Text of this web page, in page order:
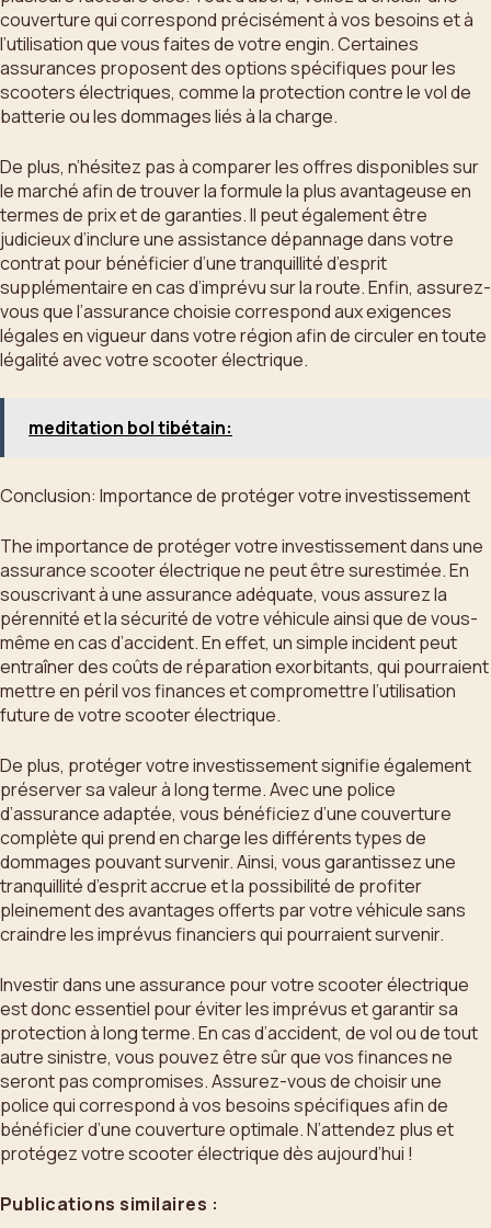
couverture qui correspond précisément à vos besoins et à
l’utilisation que vous faites de votre engin. Certaines
assurances proposent des options spécifiques pour les
scooters électriques, comme la protection contre le vol de
batterie ou les dommages liés à la charge.
De plus, n’hésitez pas à comparer les offres disponibles sur
le marché afin de trouver la formule la plus avantageuse en
termes de prix et de garanties. Il peut également être
judicieux d’inclure une assistance dépannage dans votre
contrat pour bénéficier d’une tranquillité d’esprit
supplémentaire en cas d’imprévu sur la route. Enfin, assurez-
vous que l’assurance choisie correspond aux exigences
légales en vigueur dans votre région afin de circuler en toute
légalité avec votre scooter électrique.
meditation bol tibétain:
Conclusion: Importance de protéger votre investissement
The importance de protéger votre investissement dans une
assurance scooter électrique ne peut être surestimée. En
souscrivant à une assurance adéquate, vous assurez la
pérennité et la sécurité de votre véhicule ainsi que de vous-
même en cas d’accident. En effet, un simple incident peut
entraîner des coûts de réparation exorbitants, qui pourraient
mettre en péril vos finances et compromettre l’utilisation
future de votre scooter électrique.
De plus, protéger votre investissement signifie également
préserver sa valeur à long terme. Avec une police
d’assurance adaptée, vous bénéficiez d’une couverture
complète qui prend en charge les différents types de
dommages pouvant survenir. Ainsi, vous garantissez une
tranquillité d’esprit accrue et la possibilité de profiter
pleinement des avantages offerts par votre véhicule sans
craindre les imprévus financiers qui pourraient survenir.
Investir dans une assurance pour votre scooter électrique
est donc essentiel pour éviter les imprévus et garantir sa
protection à long terme. En cas d’accident, de vol ou de tout
autre sinistre, vous pouvez être sûr que vos finances ne
seront pas compromises. Assurez-vous de choisir une
police qui correspond à vos besoins spécifiques afin de
bénéficier d’une couverture optimale. N’attendez plus et
protégez votre scooter électrique dès aujourd’hui !
Publications similaires :